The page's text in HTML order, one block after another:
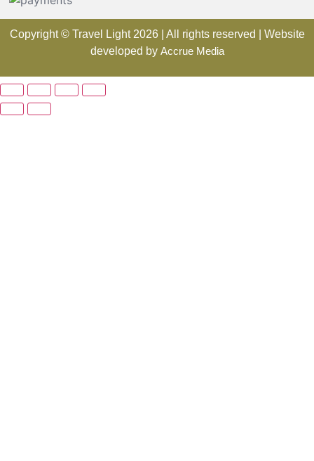
Copyright © Travel Light2026 | All rights reserved | Website
developed by Accrue Media